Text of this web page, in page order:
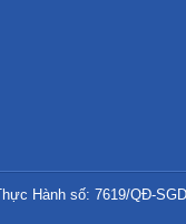
Hành số: 7619/QĐ-